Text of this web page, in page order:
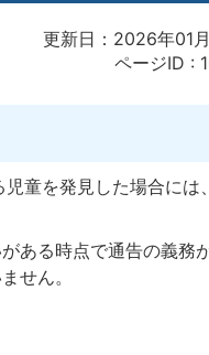
更新日：2026年01
ページID :
童を発見した場合には
ある時点で通告の義務
せん。